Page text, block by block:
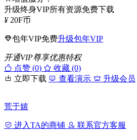
升级终身VIP所有资源免费下载
¥ 20F币
包年VIP免费升级包年VIP
开通VIP尊享优惠特权
点赞 (0)
收藏 (0)
立即下载
查看演示 升级会员
荒于嬉
进入TA的商铺 联系官方客服